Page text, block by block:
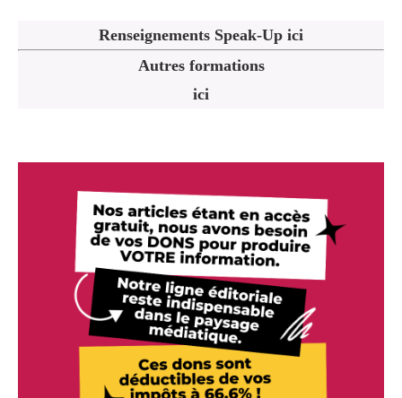
Renseignements Speak-Up ici
Autres formations
ici